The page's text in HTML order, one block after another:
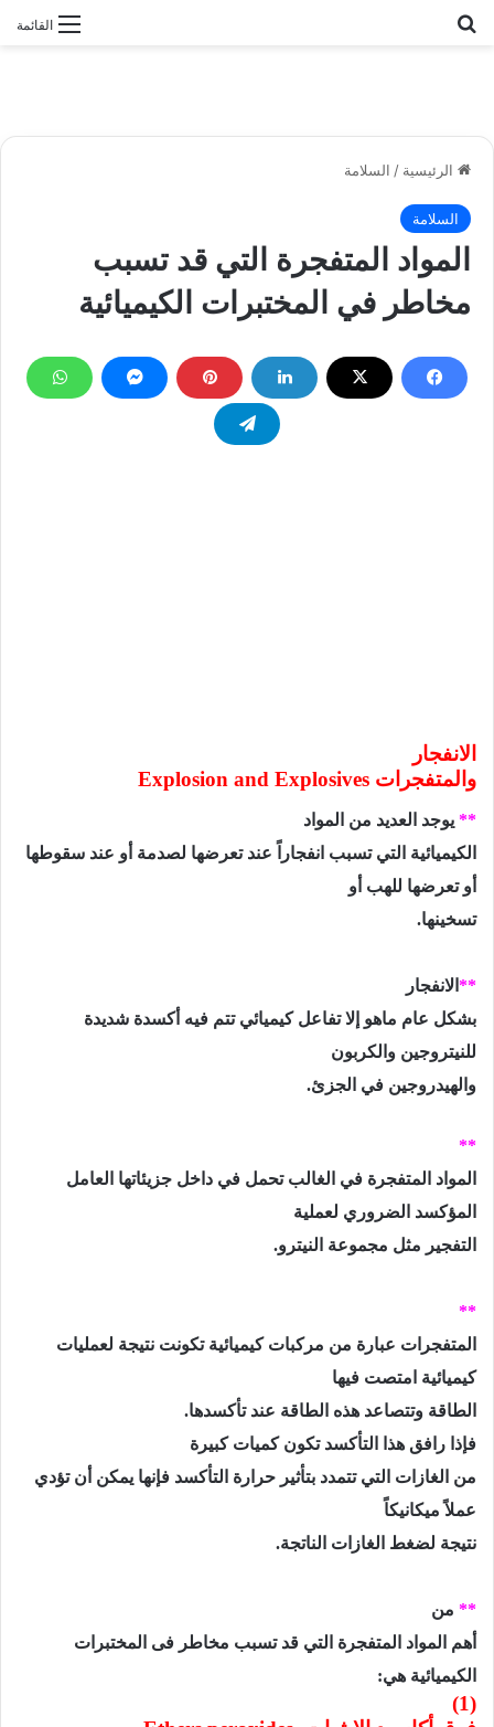
القائمة
الرئيسية / السلامة
السلامة
المواد المتفجرة التي قد تسبب
مخاطر في المختبرات الكيميائية
الانفجار
والمتفجرات Explosion and Explosives
** يوجد العديد من المواد
الكيميائية التي تسبب انفجاراً عند تعرضها لصدمة أو عند سقوطها
أو تعرضها للهب أو
تسخينها.
** الانفجار
بشكل عام ماهو إلا تفاعل كيميائي تتم فيه أكسدة شديدة
للنيتروجين والكربون
والهيدروجين في الجزئ.
**
المواد المتفجرة في الغالب تحمل في داخل جزيئاتها العامل
المؤكسد الضروري لعملية
التفجير مثل مجموعة النيترو.
**
المتفجرات عبارة من مركبات كيميائية تكونت نتيجة لعمليات
كيميائية امتصت فيها
الطاقة وتتصاعد هذه الطاقة عند تأكسدها.
فإذا رافق هذا التأكسد تكون كميات كبيرة
من الغازات التي تتمدد بتأثير حرارة التأكسد فإنها يمكن أن تؤدي
عملاً ميكانيكاً
نتيجة لضغط الغازات الناتجة.
** من
أهم المواد المتفجرة التي قد تسبب مخاطر فى المختبرات
الكيميائية هي:
(1)